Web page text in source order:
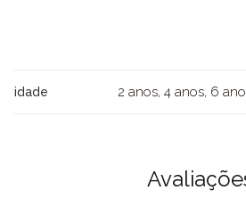
idade 2 anos, 4 anos, 6